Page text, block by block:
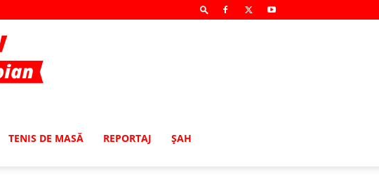
TENIS DE MASĂ REPORTAJ ŞAH